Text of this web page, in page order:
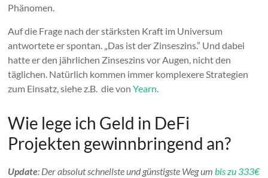
Phänomen.
Auf die Frage nach der stärksten Kraft im Universum
antwortete er spontan. „Das ist der Zinseszins.” Und dabei
hatte er den jährlichen Zinseszins vor Augen, nicht den
täglichen. Natürlich kommen immer komplexere Strategien
zum Einsatz, siehe z.B. die vonYearn.
Wie lege ich Geld in DeFi
Projekten gewinnbringend an?
Update: Der absolut schnellste und günstigste Weg umbis zu 333€